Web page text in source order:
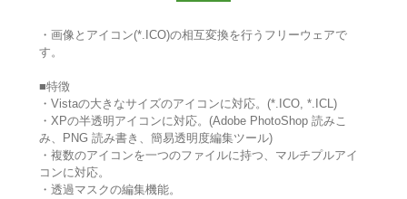
・画像とアイコン(*.ICO)の相互変換を行うフリーウェアで
す。
■特徴
・Vistaの大きなサイズのアイコンに対応。(*.ICO, *.ICL)
・XPの半透明アイコンに対応。(Adobe PhotoShop 読みこ
み、PNG 読み書き、簡易透明度編集ツール)
・複数のアイコンを一つのファイルに持つ、マルチプルアイ
コンに対応。
・透過マスクの編集機能。